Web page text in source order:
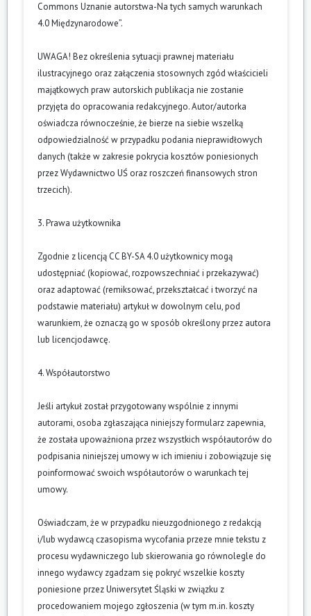
Commons Uznanie autorstwa-Na tych samych warunkach
4.0 Międzynarodowe”.
UWAGA! Bez określenia sytuacji prawnej materiału
ilustracyjnego oraz załączenia stosownych zgód właścicieli
majątkowych praw autorskich publikacja nie zostanie
przyjęta do opracowania redakcyjnego. Autor/autorka
oświadcza równocześnie, że bierze na siebie wszelką
odpowiedzialność w przypadku podania nieprawidłowych
danych (także w zakresie pokrycia kosztów poniesionych
przez Wydawnictwo UŚ oraz roszczeń finansowych stron
trzecich).
3. Prawa użytkownika
Zgodnie z licencją CC BY-SA 4.0 użytkownicy mogą
udostępniać (kopiować, rozpowszechniać i przekazywać)
oraz adaptować (remiksować, przekształcać i tworzyć na
podstawie materiału) artykuł w dowolnym celu, pod
warunkiem, że oznaczą go w sposób określony przez autora
lub licencjodawcę.
4. Współautorstwo
Jeśli artykuł został przygotowany wspólnie z innymi
autorami, osoba zgłaszająca niniejszy formularz zapewnia,
że została upoważniona przez wszystkich współautorów do
podpisania niniejszej umowy w ich imieniu i zobowiązuje się
poinformować swoich współautorów o warunkach tej
umowy.
Oświadczam, że w przypadku nieuzgodnionego z redakcją
i/lub wydawcą czasopisma wycofania przeze mnie tekstu z
procesu wydawniczego lub skierowania go równolegle do
innego wydawcy zgadzam się pokryć wszelkie koszty
poniesione przez Uniwersytet Śląski w związku z
procedowaniem mojego zgłoszenia (w tym m.in. koszty